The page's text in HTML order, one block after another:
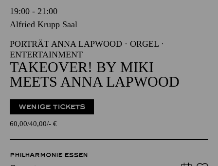
19:00 - 21:00
Alfried Krupp Saal
PORTRÄT ANNA LAPWOOD · ORGEL ·
ENTERTAINMENT
TAKEOVER! BY MIKI
MEETS ANNA LAPWOOD
WENIGE TICKETS
60,00 40,00 - €
PHILHARMONIE ESSEN